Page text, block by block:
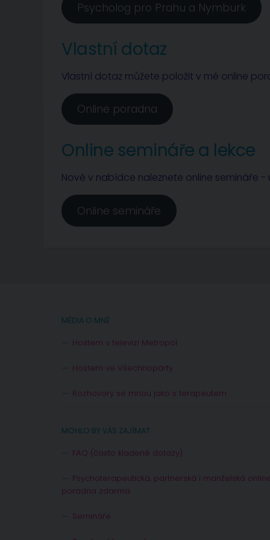
Psycholog pro Prahu a Nymburk
Vlastní dotaz
Vlastní dotaz můžete položit v mé online
Online poradna
Online semináře a lekce
Nově v nabídce naleznete online semináře -
Online semináře
MÉDIA O MNĚ
Hostem v televizi Metropol
Hostem ve Všechnopárty
Rozhovory se mnou jako s terapeutem
MOHLO BY VÁS ZAJÍMAT
FAQ (často kladené dotazy)
Psychoterapeutická, partnerská i manželská
poradna zdarma
Semináře